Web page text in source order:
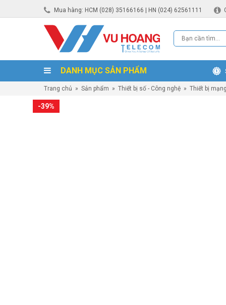
Mua hàng: HCM (028) 35166166 | HN (024) 62561111
DANH MỤC SẢN PHẨM
Trang chủ » Sản phẩm » Thiết bị số - Công nghệ » Thiết bị mạng
-39%